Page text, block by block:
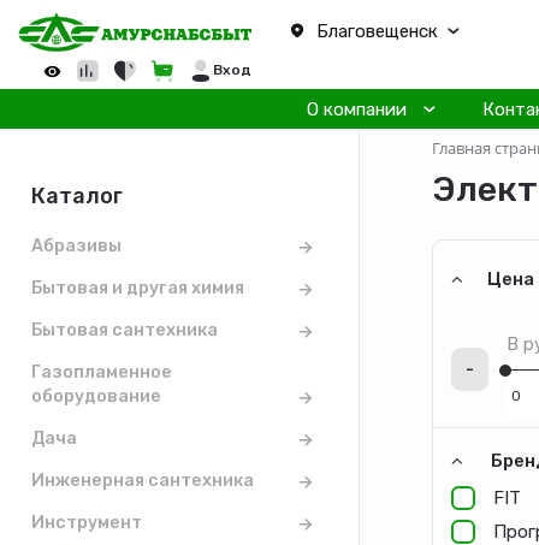
Благовещенск
Вход
О компании
Каталог
Абразивы
Бытовая и другая химия
Бытовая сантехника
Газопламенное
оборудование
Дача
Инженерная сантехника
Инструмент
Главная
Цена
-
В
FIT